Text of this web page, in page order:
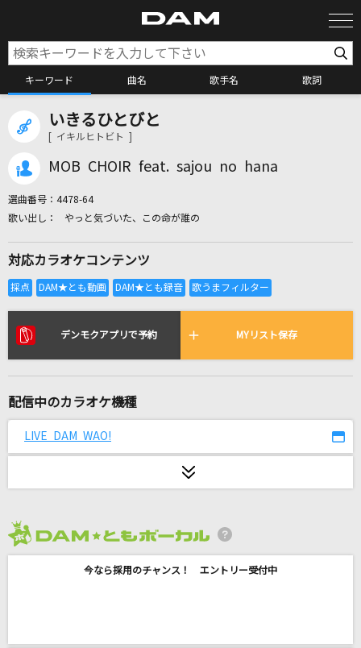
キーワード 曲名 歌手名 歌詞
カラオケ検索
カラオケ店舗検索
全国りれき
リアルタイムで歌われている曲の一覧
他人り事
[生音]前前前世 (movie ver.)
いきるひとびと
[ イキルヒトビト ]
MOB CHOIR feat. sajou no hana
選曲番号： 4478-64
やっと気づいた、この命が誰の
対応カラオケコンテンツ
デンモクアプリで予約 MYリスト保存
配信中のカラオケ機種
LIVE DAM WAO!
今なら採用のチャンス！ エントリー受付中